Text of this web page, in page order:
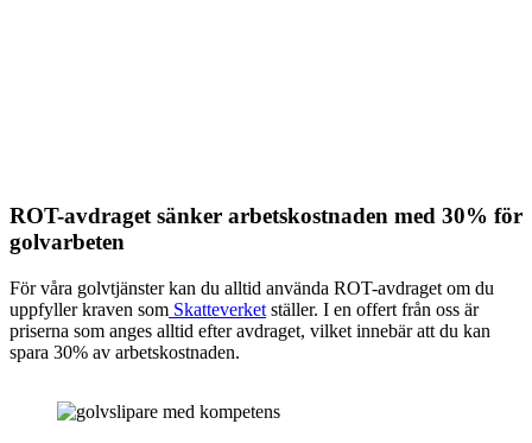
ROT-avdraget sänker arbetskostnaden med 30% för
golvarbeten
För våra golvtjänster kan du alltid använda ROT-avdraget om du
uppfyller kraven som Skatteverket ställer. I en offert från oss är
priserna som anges alltid efter avdraget, vilket innebär att du kan
spara 30% av arbetskostnaden.